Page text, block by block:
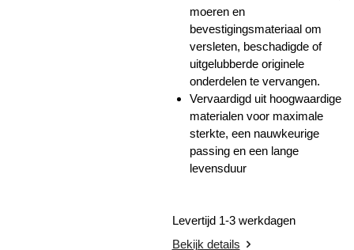
moeren en
bevestigingsmateriaal om
versleten, beschadigde of
uitgelubberde originele
onderdelen te vervangen.
Vervaardigd uit hoogwaardige
materialen voor maximale
sterkte, een nauwkeurige
passing en een lange
levensduur
Levertijd 1-3 werkdagen
Bekijk details